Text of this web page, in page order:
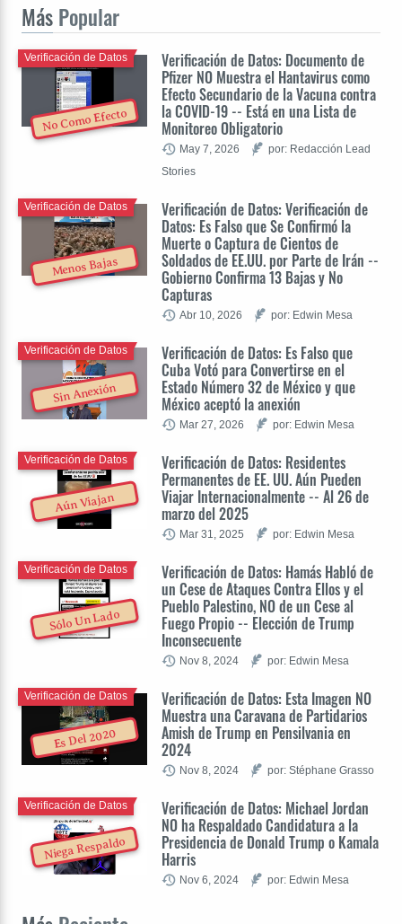
Más Popular
No Como Efecto
Verificación de Datos: Documento de
Pfizer NO Muestra el Hantavirus como
Efecto Secundario de la Vacuna contra
la COVID-19 -- Está en una Lista de
Monitoreo Obligatorio
Verificación de Datos
May 7, 2026
por: Redacción Lead
Stories
Menos Bajas
Verificación de Datos: Verificación de
Datos: Es Falso que Se Confirmó la
Muerte o Captura de Cientos de
Soldados de EE.UU. por Parte de Irán --
Gobierno Confirma 13 Bajas y No
Capturas
Verificación de Datos
Abr 10, 2026 por: Edwin Mesa
Sin Anexión
Verificación de Datos: Es Falso que
Cuba Votó para Convertirse en el
Estado Número 32 de México y que
México aceptó la anexión
Verificación de Datos
Mar 27, 2026 por: Edwin Mesa
Aún Viajan
Verificación de Datos: Residentes
Permanentes de EE. UU. Aún Pueden
Viajar Internacionalmente -- Al 26 de
marzo del 2025
Verificación de Datos
Mar 31, 2025 por: Edwin Mesa
Sólo Un Lado
Verificación de Datos: Hamás Habló de
un Cese de Ataques Contra Ellos y el
Pueblo Palestino, NO de un Cese al
Fuego Propio -- Elección de Trump
Inconsecuente
Verificación de Datos
Nov 8, 2024 por: Edwin Mesa
Es Del 2020
Verificación de Datos: Esta Imagen NO
Muestra una Caravana de Partidarios
Amish de Trump en Pensilvania en
2024
Verificación de Datos
Nov 8, 2024 por: Stéphane Grasso
Niega Respaldo
Verificación de Datos: Michael Jordan
NO ha Respaldado Candidatura a la
Presidencia de Donald Trump o Kamala
Harris
Verificación de Datos
Nov 6, 2024 por: Edwin Mesa